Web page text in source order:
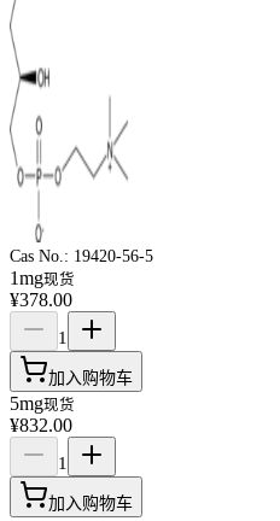
Cas No.: 19420-56-5
1mg现货
¥378.00
1
加入购物车
5mg现货
¥832.00
1
加入购物车